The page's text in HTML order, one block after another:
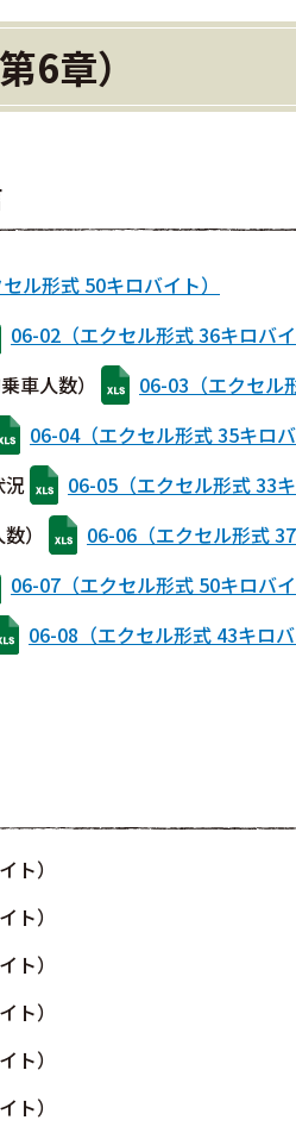
6章）
ル形式 50キロバイト）
06-02（エクセル形式 36キロバイ
車人数）
06-03（エクセル
06-04（エクセル形式 35キロバ
況
06-05（エクセル形式 33キ
）
06-06（エクセル形式 37
06-07（エクセル形式 50キロバイ
06-08（エクセル形式 43キロバ
ト）
ト）
ト）
ト）
ト）
ト）